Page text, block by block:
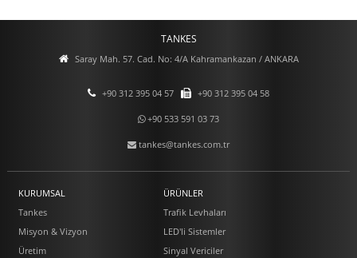
TANKES
Saray Mah. 57. Cad. No: 4/A Kahramankazan / ANKARA
+90 312 395 04 57 +90 312 395 04 58
+90 533 591 03 73
tankes@tankes.com.tr
KURUMSAL
Tankes
Misyon & Vizyon
Üretim
ÜRÜNLER
Trafik Levhaları
LED'li Sistemler
Sinyal Vericiler